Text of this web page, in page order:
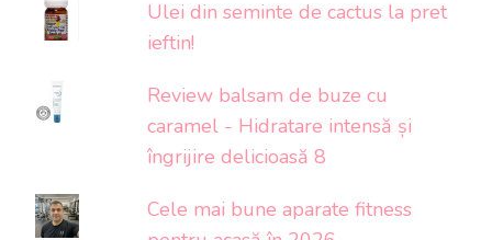
Ulei din seminte de cactus la pret
ieftin!
Review balsam de buze cu
caramel - Hidratare intensă și
îngrijire delicioasă 8
Cele mai bune aparate fitness